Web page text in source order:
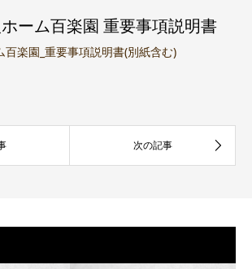
ーム百楽園 重要事項説明書
百楽園_重要事項説明書(別紙含む)